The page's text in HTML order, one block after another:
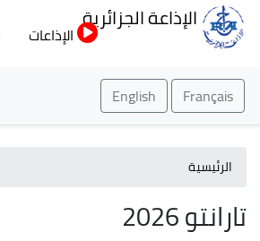
إلى
الإذاعة الجزائرية
الإذاعات
Français
English
الرئيسية
تارانتو 2026